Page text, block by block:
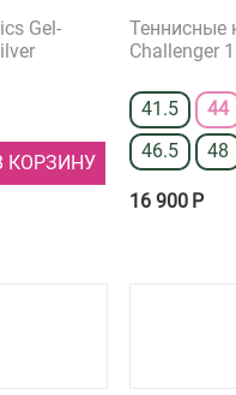
Gel-
КОРЗИНУ
Теннисные
Challenger
41.5 44
46.5
48
16 900 Р